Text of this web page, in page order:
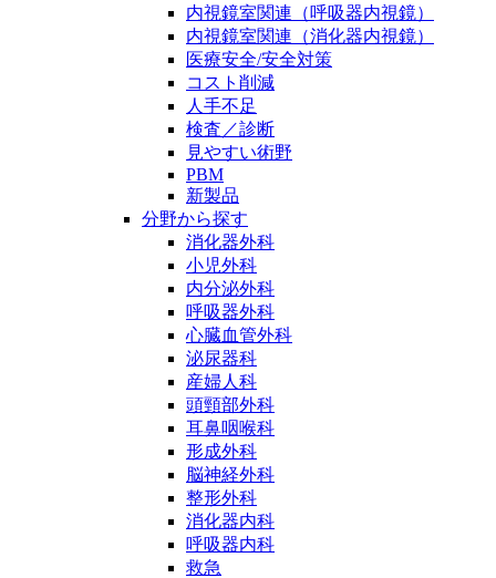
内視鏡室関連（呼吸器内視鏡）
内視鏡室関連（消化器内視鏡）
医療安全/安全対策
コスト削減
人手不足
検査／診断
見やすい術野
PBM
新製品
分野から探す
消化器外科
小児外科
内分泌外科
呼吸器外科
心臓血管外科
泌尿器科
産婦人科
頭頸部外科
耳鼻咽喉科
形成外科
脳神経外科
整形外科
消化器内科
呼吸器内科
救急